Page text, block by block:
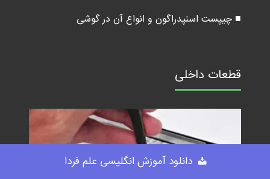
■ چیپست اسنپدراگون و انواع آن در گوشی
قطعات داخلی
دانلود آموزش انگلیسی علم فردا